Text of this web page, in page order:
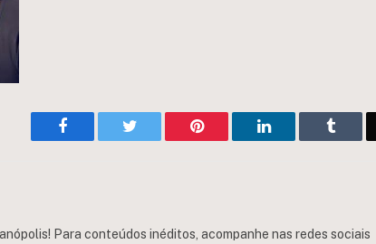
Facebook Twitter Pinterest LinkedIn Tumblr
Para conteúdos inéditos, acompanhe nas redes sociais